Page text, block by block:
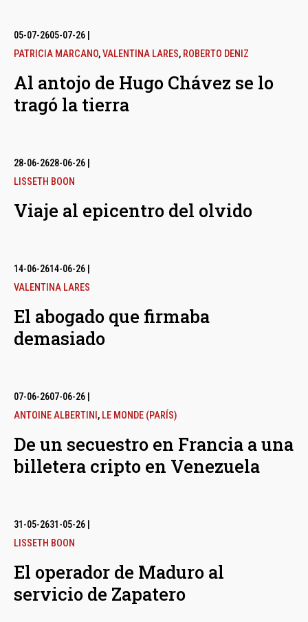
05-07-2605-07-26
PATRICIA MARCANO,VALENTINA LARES, ROBERTO DENIZ
Al antojo de Hugo Chávez se lo
tragó la tierra
28-06-2628-06-26
LISSETH BOON
Viaje al epicentro del olvido
14-06-2614-06-26
VALENTINA LARES
El abogado que firmaba
demasiado
07-06-2607-06-26
ANTOINE ALBERTINI , LE MONDE (PARÍS)
De un secuestro en Francia a una
billetera cripto en Venezuela
31-05-2631-05-26
LISSETH BOON
El operador de Maduro al
servicio de Zapatero